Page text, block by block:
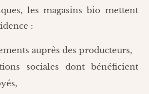
les magasins bio mettent
:
auprès des producteurs,
sociales dont bénéficient